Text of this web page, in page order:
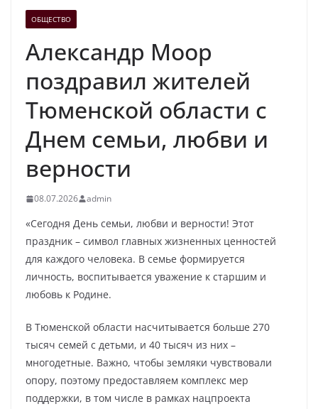
ОБЩЕСТВО
Александр Моор
поздравил жителей
Тюменской области с
Днем семьи, любви и
верности
08.07.2026 admin
«Сегодня День семьи, любви и верности! Этот
праздник – символ главных жизненных ценностей
для каждого человека. В семье формируется
личность, воспитывается уважение к старшим и
любовь к Родине.
В Тюменской области насчитывается больше 270
тысяч семей с детьми, и 40 тысяч из них –
многодетные. Важно, чтобы земляки чувствовали
опору, поэтому предоставляем комплекс мер
поддержки, в том числе в рамках нацпроекта